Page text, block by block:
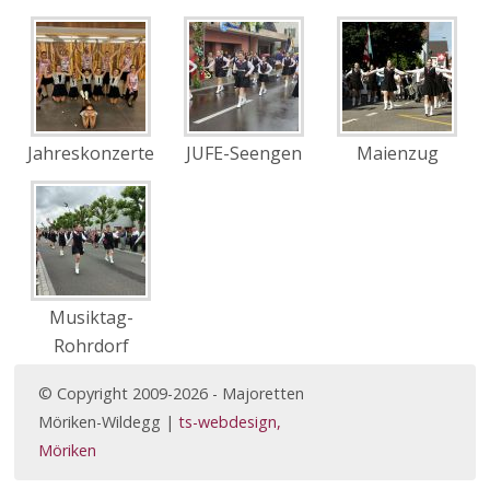
Jahreskonzerte JUFE-Seengen Maienzug
Musiktag-
Rohrdorf
© Copyright 2009-2026 - Majoretten
Möriken-Wildegg |ts-webdesign,
Möriken